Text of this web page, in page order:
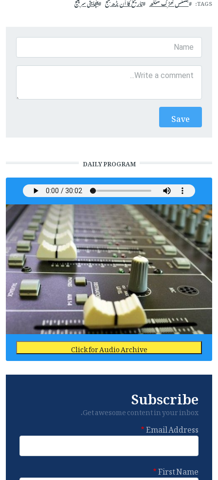
DAILY PROGRAM
Click for Audio Archive
Subscribe
Get awesome content in your inbox.
Email Address
First Name